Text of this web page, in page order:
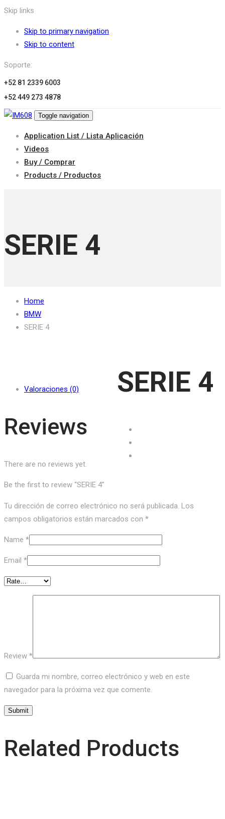
Skip links
Skip to primary navigation
Skip to content
Soporte:
+52 81 2339 6003
+52 449 273 4878
Toggle navigation
Application List / Lista Aplicación
Videos
Buy / Comprar
Products / Productos
SERIE 4
Home
BMW
SERIE 4
SERIE 4
Valoraciones (0)
Reviews
There are no reviews yet.
Be the first to review “SERIE 4”
Tu dirección de correo electrónico no será publicada. Los
campos obligatorios están marcados con *
Name *
Email *
Review *
Guarda mi nombre, correo electrónico y web en este
navegador para la próxima vez que comente.
Related Products